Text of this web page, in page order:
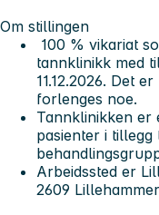
Om stillingen
100 % vikariat
tannklinikk med
11.12.2026. Det
forlenges noe.
Tannklinikken er
pasienter i
Arbeidssted er
2609